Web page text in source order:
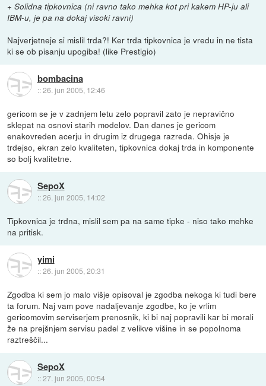
+ Solidna tipkovnica (ni ravno tako mehka kot pri kakem HP-ju ali
IBM-u, je pa na dokaj visoki ravni)
Najverjetneje si mislil trda?! Ker trda tipkovnica je vredu in ne tista
ki se ob pisanju upogiba! (like Prestigio)
bombacina
::26. jun 2005, 12:46
gericom se je v zadnjem letu zelo popravil zato je nepravično
sklepat na osnovi starih modelov. Dan danes je gericom
enakovreden acerju in drugim iz drugega razreda. Ohisje je
trdejso, ekran zelo kvaliteten, tipkovnica dokaj trda in komponente
so bolj kvalitetne.
SepoX
::26. jun 2005, 14:02
Tipkovnica je trdna, mislil sem pa na same tipke - niso tako mehke
na pritisk.
yimi
::26. jun 2005, 20:31
Zgodba ki sem jo malo višje opisoval je zgodba nekoga ki tudi bere
ta forum. Naj vam pove nadaljevanje zgodbe, ko je vrlim
gericomovim serviserjem prenosnik, ki bi naj popravili kar bi morali
že na prejšnjem servisu padel z velikve višine in se popolnoma
raztreščil...
SepoX
::27. jun 2005, 00:54